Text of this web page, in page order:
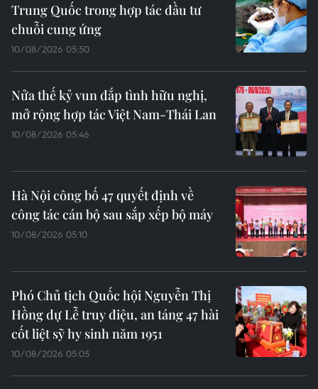
Trung Quốc trong hợp tác đầu tư
chuỗi cung ứng
10/08/2026 05:50
Nửa thế kỷ vun đắp tình hữu nghị,
mở rộng hợp tác Việt Nam-Thái Lan
10/08/2026 05:46
Hà Nội công bố 47 quyết định về
công tác cán bộ sau sắp xếp bộ máy
10/08/2026 05:10
Phó Chủ tịch Quốc hội Nguyễn Thị
Hồng dự Lễ truy điệu, an táng 47 hài
cốt liệt sỹ hy sinh năm 1951
10/08/2026 05:05